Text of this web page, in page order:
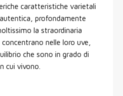
caratteristiche varietali
profondamente
la straordinaria
nelle loro uve,
che sono in grado di
cui vivono.